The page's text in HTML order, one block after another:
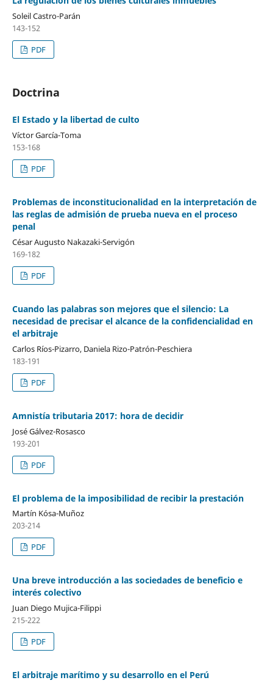
Soleil Castro-Parán
143-152
PDF
Doctrina
El Estado y la libertad de culto
Víctor García-Toma
153-168
PDF
Problemas de inconstitucionalidad en la interpretación de
las reglas de admisión de prueba nueva en el proceso
penal
César Augusto Nakazaki-Servigón
169-182
PDF
Cuando las palabras son mejores que el silencio: La
necesidad de precisar el alcance de la confidencialidad en
el arbitraje
Carlos Ríos-Pizarro, Daniela Rizo-Patrón-Peschiera
183-191
PDF
Amnistía tributaria 2017: hora de decidir
José Gálvez-Rosasco
193-201
PDF
El problema de la imposibilidad de recibir la prestación
Martín Kósa-Muñoz
203-214
PDF
Una breve introducción a las sociedades de beneficio e
interés colectivo
Juan Diego Mujica-Filippi
215-222
PDF
El arbitraje marítimo y su desarrollo en el Perú